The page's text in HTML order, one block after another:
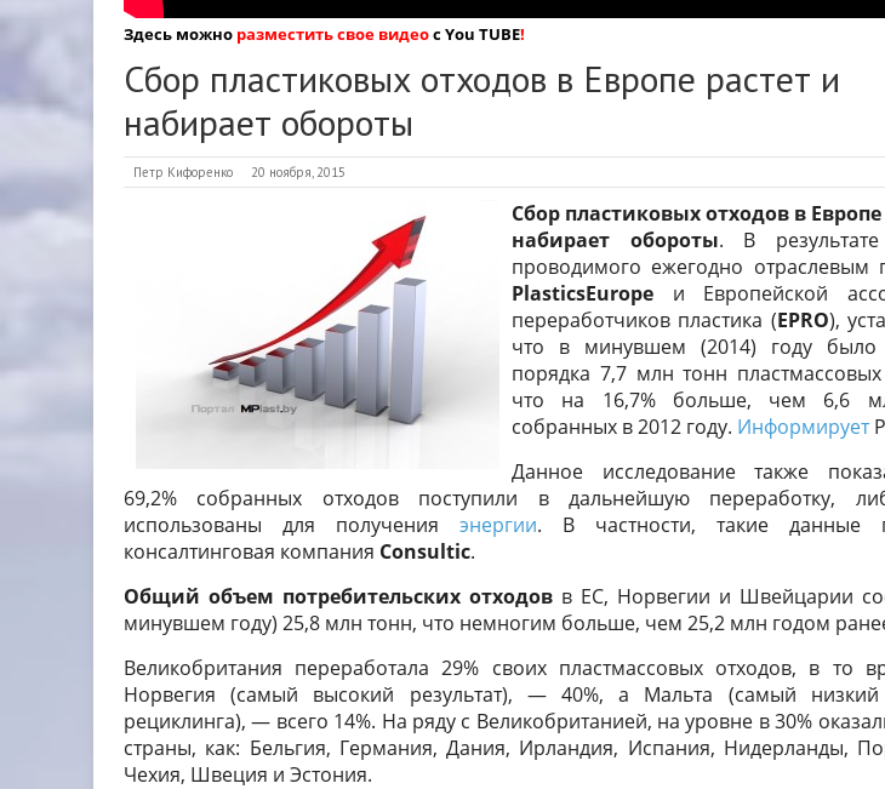
Здесь можно разместить свое видеос You TUBE!
Сбор пластиковых отходов в Европе растет и
набирает обороты
Петр Кифоренко 20 ноября, 2015
Сбор пластиковых отходов в Европе
набирает обороты. В
проводимого ежегодно отраслевым
PlasticsEurope и Европейской
переработчиков пластика (EPRO),
что в минувшем (2014) году было
порядка 7,7 млн тонн пластмассовых
что на 16,7% больше, чем 6,6
собранных в 2012 году. Информирует
Данное исследование также
69,2% собранных отходов поступили в дальнейшую переработку,
использованы для получения энергии. В частности, такие данные
консалтинговая компания Consultic.
Общий объем потребительских отходов в ЕС, Норвегии и Швейцарии
минувшем году) 25,8 млн тонн, что немногим больше, чем 25,2 млн годом
Великобритания переработала 29% своих пластмассовых отходов, в то
Норвегия (самый высокий результат), — 40%, а Мальта (самый низкий
рециклинга), — всего 14%. На ряду с Великобританией, на уровне в 30%
страны, как: Бельгия, Германия, Дания, Ирландия, Испания, Нидерланды,
Чехия, Швеция и Эстония.